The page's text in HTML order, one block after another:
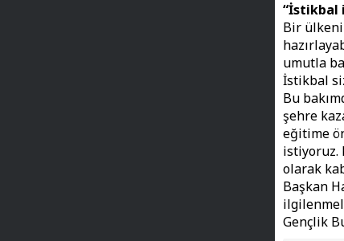
“İstikbal
Bir
umutla
İstikbal
Bu
şehre
eğitime
istiyoruz.
olarak
Başkan
Gençlik